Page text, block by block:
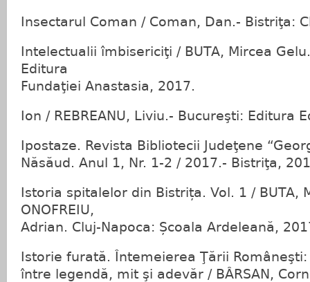
Insectarul Coman / Coman, Dan.- Bistriţa:
Intelectualii îmbisericiţi / BUTA, Mircea
Editura
Fundaţiei Anastasia, 2017.
Ion / REBREANU, Liviu.- Bucureşti: Editura
Ipostaze. Revista Bibliotecii Judeţene
Năsăud. Anul 1, Nr. 1-2 / 2017.- Bistriţa,
Istoria spitalelor din Bistrița. Vol. 1 / BUTA,
ONOFREIU,
Adrian. Cluj-Napoca: Școala Ardeleană,
Istorie furată. Întemeierea Ţării
între legendă, mit şi adevăr / BÂRSAN,